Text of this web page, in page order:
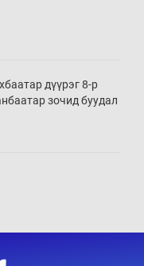
нь
дүүрэг 8-р
зочид буудал